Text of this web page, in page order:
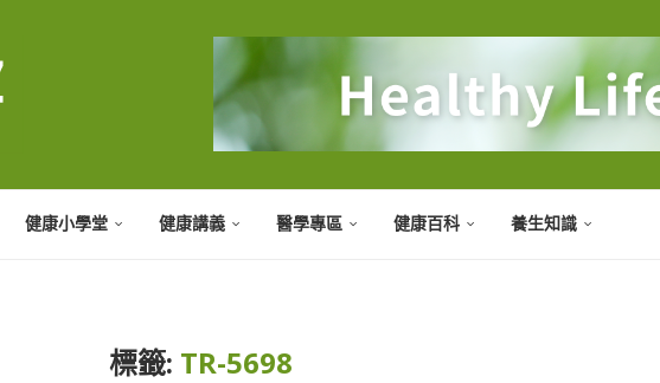
健康小學堂 健康講義 醫學專區 健康百科 養生知識
標籤: TR-5698